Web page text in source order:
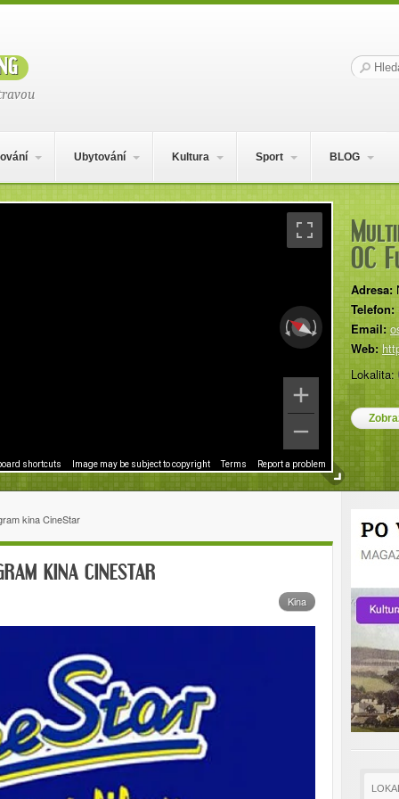
Hledat:
Ubytování Kultura Sport BLOG
shortcuts Image may be subject to copyright Terms Report a problem
OC
Adresa:
Telefon:
Email:
Web:
Lokalita:
kina CineStar
KINA CINESTAR
Kina